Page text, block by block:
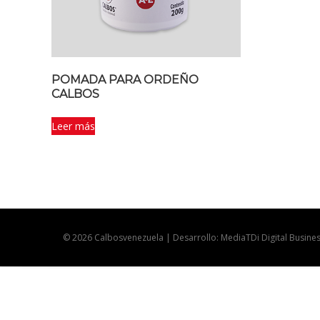
POMADA PARA ORDEÑO
CALBOS
Leer más
© 2026 Calbosvenezuela | Desarrollo: MediaTDi Digital